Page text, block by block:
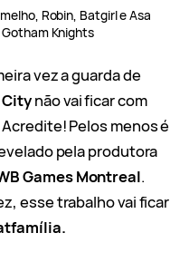
Robin, Batgirl e Asa
Knights
vez a guarda de
não vai ficar com
Pelos menos é
pela produtora
Games Montreal.
esse trabalho vai ficar